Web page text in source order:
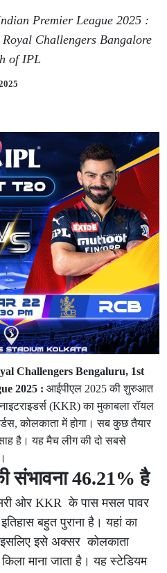
Premier League 2025 :
Challengers Bangalore
of IPL
Challengers Bengaluru, 1st
2025 :आईपीएल 2025 की शुरुआत
(KKR) का मुकाबला रॉयल
कोलकाता में होगा। सब कुछ तैयार
है। यह मैच लीग की दो सबसे
संभावना 46.21% है
ओर KKR के पास मसल पावर
बहुत पुराना है। यहां का
इसलिए इसे अक्सर कोलकाता
माना जाता है। यह स्टेडियम